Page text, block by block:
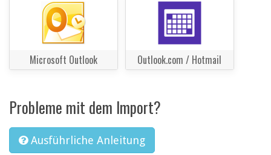
Microsoft Outlook Outlook.com / Hotmail
Probleme mit dem Import?
Ausführliche Anleitung